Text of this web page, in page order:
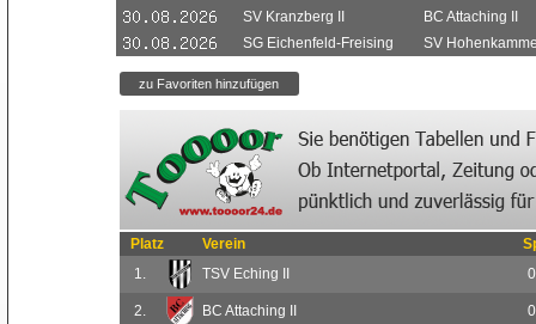
SV Kranzberg II
BC Attaching II
SG Eichenfeld-Freising
SV
Platz Verein
1.
TSV Eching II 0
2. BC Attaching II 0